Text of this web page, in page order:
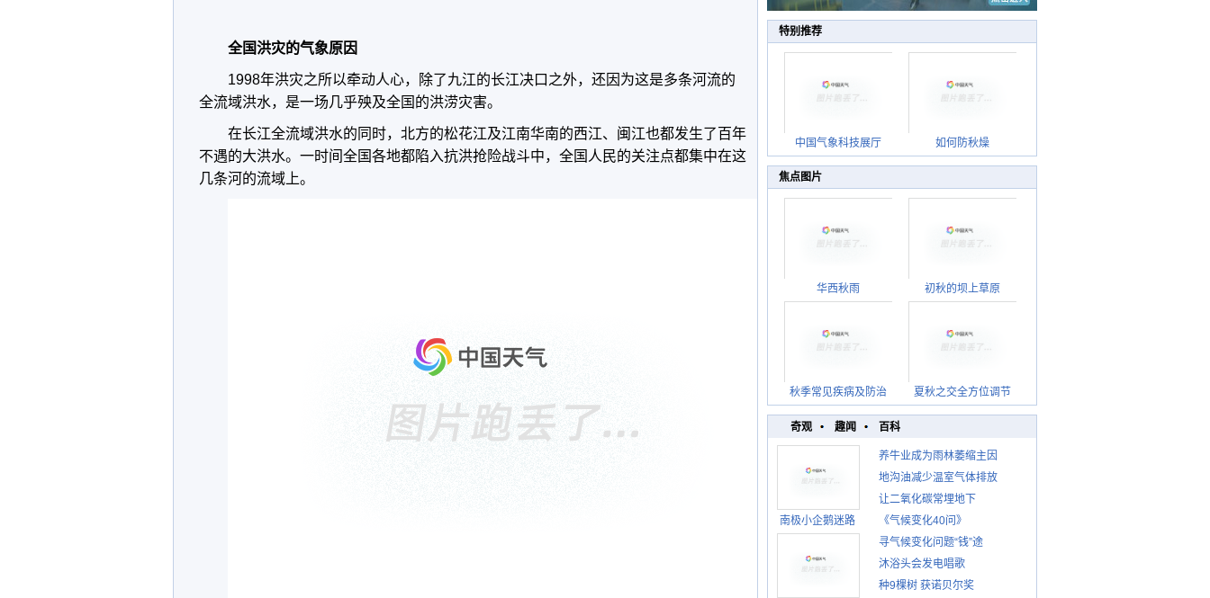
全国洪灾的气象原因
1998年洪灾之所以牵动人心，除了九江的长江决口之外，还因为这是多条河流的
全流域洪水，是一场几乎殃及全国的洪涝灾害。
在长江全流域洪水的同时，北方的松花江及江南华南的西江、闽江也都发生了百年
不遇的大洪水。一时间全国各地都陷入抗洪抢险战斗中，全国人民的关注点都集中在这
几条河的流域上。
特别推荐
中国气象科技展厅 如何防秋燥
焦点图片
华西秋雨 初秋的坝上草原
秋季常见疾病及防治 夏秋之交全方位调节
奇观 趣闻 百科
南极小企鹅迷路
养牛业成为雨林萎缩主因
地沟油减少温室气体排放
让二氧化碳常埋地下
《气候变化40问》
寻气候变化问题“钱”途
沐浴头会发电唱歌
种9棵树 获诺贝尔奖